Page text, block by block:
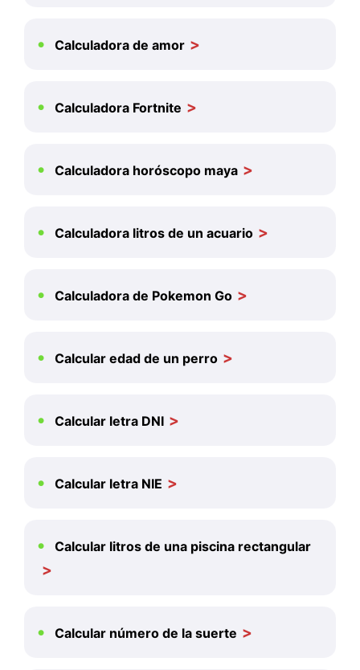
Calculadora de amor
Calculadora Fortnite
Calculadora horóscopo maya
Calculadora litros de un acuario
Calculadora de Pokemon Go
Calcular edad de un perro
Calcular letra DNI
Calcular letra NIE
Calcular litros de una piscina rectangular
Calcular número de la suerte